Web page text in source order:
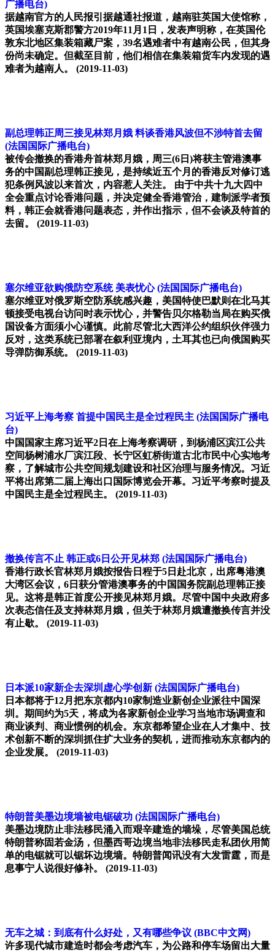
广播电台)
据越南官方的人民报引据越通社报道，越南驻英国大使馆称，
英国埃塞克斯郡警方2019年11月1日，发表声明称，在英国伦
敦东北地区集装箱藏尸案，39名遇难者中有越南公民，但其身
份尚未确定。但截至目前，他们相信在集装箱货车内发现的遇
难者为越南人。 (2019-11-03)
副总理韩正周三接见林郑月娥 料谈香港风波但不涉特首去留
(法国国际广播电台)
被传会撤换的香港舟首林郑月娥，周三(6日)将获主管港澳事
务的中国副总理韩正接见，是持续近五个月的香港反对修订逃
犯条例风波以来首次，内容惹人关注。 由于中共十九大四中
全会重点讨论香港问题，并决定健全香港管治，建制派学者预
料，韩正会就香港问题表态，并作出指示，但不会谈及特首的
去留。 (2019-11-03)
塞尔维亚欲购俄防空系统 美表忧心 (法国国际广播电台)
塞尔维亚对俄罗斯空防系统感兴趣，美国特使巴默则在北马其
顿接受电视台访问时表示忧心，并警告贝尔格勒当局在购买俄
国设备方面须小心谨慎。此前尽管北大西洋公约组织伙伴强力
反对，这类系统已部署在叙利亚境内，土耳其也已向俄国购买
导弹防御系统。 (2019-11-03)
习近平上海考察 首提中国民主是全过程民主 (法国国际广播电
台)
中国国家主席习近平2日在上海考察调研，到杨浦区滨江公共
空间杨树浦水厂滨江段、长宁区虹桥街道古北市民中心实地考
察，了解城市公共空间规划建设和社区治理与服务情况。习近
平将出席第二届上海出口国际博览会开幕。习近平考察时提及
中国民主是全过程民主。 (2019-11-03)
撤换传言不止 韩正或6日公开见林郑 (法国国际广播电台)
香港行政长官林郑月娥按报告日程于5日赴北京，出席粤港澳
大湾区会议，6日获分管港澳事务的中国国务院副总理韩正接
见。这将是韩正首度公开接见林郑月娥。尽管中国中央政府多
次表态信任及支持林郑月娥，但关于林郑月娥遭撤换传言并没
有止歇。 (2019-11-03)
日本派10家新企去深圳虚心学创新 (法国国际广播电台)
日本都将于12月把东京都内10家制造业新创企业派往中国深
圳。期间约为5天，将成为各家新创企业学习当地市场调查和
商业谈判、商业惯例的机会。东京都希望企业在人才集中、技
术创新不断的深圳抓住扩大业务的契机，进而推动东京都内的
企业发展。 (2019-11-03)
特朗普美墨边境墙被电锯破功 (法国国际广播电台)
美墨边境防止非法移民涌入而艰辛建造的墙垛，尽管美国总统
特朗普称固若金汤，但墨西哥边境当地非法移民走私团伙用简
单的电锯就可以锯坏边境墙。特朗普闻讯没有大发雷霆，而是
息事宁人说很好修补。 (2019-11-03)
无车之城：到底有什么好处，又有哪些争议 (BBC中文网)
许多现代城市建造时都会考虑汽车，为公路和停车场留出大量